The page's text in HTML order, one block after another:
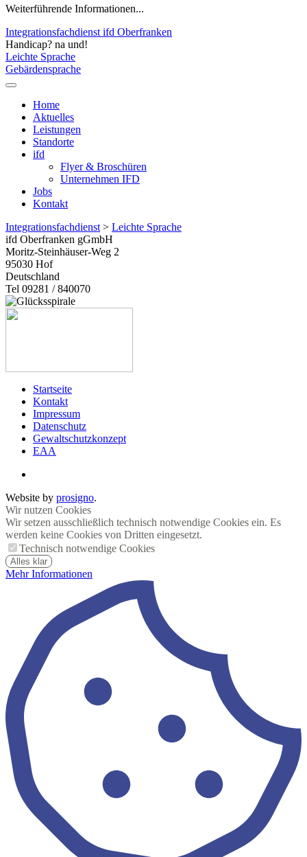
Weiterführende Informationen...
Integrationsfachdienst ifd Oberfranken
Handicap? na und!
Leichte Sprache
Gebärdensprache
Home
Aktuelles
Leistungen
Standorte
ifd
Flyer & Broschüren
Unternehmen IFD
Jobs
Kontakt
Integrationsfachdienst > Leichte Sprache
ifd Oberfranken gGmbH
Moritz-Steinhäuser-Weg 2
95030 Hof
Deutschland
Tel 09281 / 840070
Startseite
Kontakt
Impressum
Datenschutz
Gewaltschutzkonzept
EAA
Website by prosigno.
Wir nutzen Cookies
Wir setzen ausschließlich technisch notwendige Cookies ein. Es
werden keine Cookies von Dritten eingesetzt.
Technisch notwendige Cookies
Alles klar
Mehr Informationen